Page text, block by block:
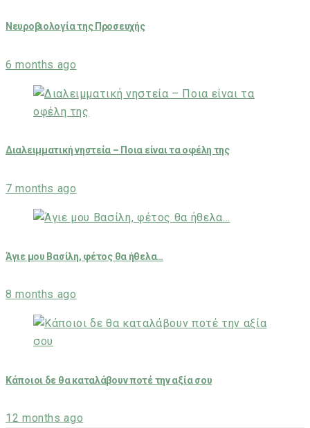
Νευροβιολογία της Προσευχής
6 months ago
Διαλειμματική νηστεία – Ποια είναι τα οφέλη της
7 months ago
Άγιε μου Βασίλη, φέτος θα ήθελα…
8 months ago
Κάποιοι δε θα καταλάβουν ποτέ την αξία σου
12 months ago